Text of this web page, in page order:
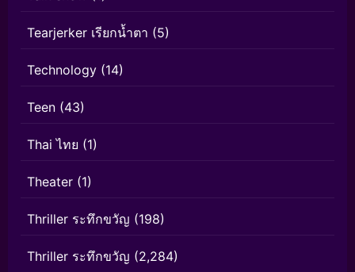
Tearjerker เรียกน้ำตา (5)
Technology (14)
Teen (43)
Thai ไทย (1)
Theater (1)
Thriller ระทึกขวัญ (198)
Thriller ระทึกขวัญ (2,284)